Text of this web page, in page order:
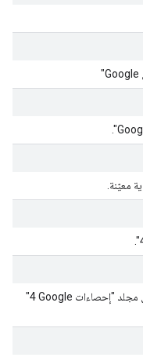
تُلغي هذه الوظيفة التغييرات التي تم إجراؤها على مجلد "إحصاءات Google‏ 4"